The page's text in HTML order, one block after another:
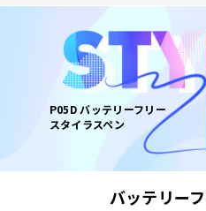
P05D バッテリーフリー
スタイラスペン
バッテリー